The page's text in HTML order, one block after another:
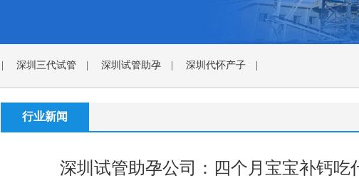
深圳三代试管 深圳试管助孕 深圳代怀产子
行业新闻
深圳试管助孕公司：四个月宝宝补钙